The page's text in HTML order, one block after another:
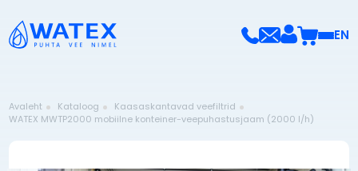
EN
Avaleht Kataloog
Kaasaskantavad veefiltrid
WATEX MWTP2000 mobiilne konteiner-veepuhastusjaam (2000 l/h)